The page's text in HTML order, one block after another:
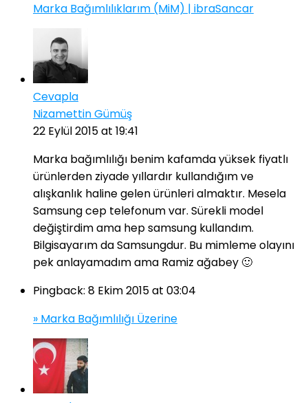
Marka Bağımlılıklarım (MiM) | ibraSancar
Cevapla
Nizamettin Gümüş
22 Eylül 2015 at 19:41
Marka bağımlılığı benim kafamda yüksek fiyatlı
ürünlerden ziyade yıllardır kullandığım ve
alışkanlık haline gelen ürünleri almaktır. Mesela
Samsung cep telefonum var. Sürekli model
değiştirdim ama hep samsung kullandım.
Bilgisayarım da Samsungdur. Bu mimleme olayını
pek anlayamadım ama Ramiz ağabey 🙂
Pingback: 8 Ekim 2015 at 03:04
» Marka Bağımlılığı Üzerine